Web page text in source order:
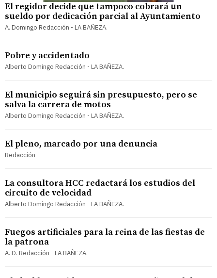
El regidor decide que tampoco cobrará un
sueldo por dedicación parcial al Ayuntamiento
A. Domingo Redacción - LA BAÑEZA.
Pobre y accidentado
Alberto Domingo Redacción - LA BAÑEZA.
El municipio seguirá sin presupuesto, pero se
salva la carrera de motos
Alberto Domingo Redacción - LA BAÑEZA.
El pleno, marcado por una denuncia
Redacción
La consultora HCC redactará los estudios del
circuito de velocidad
Alberto Domingo Redacción - LA BAÑEZA.
Fuegos artificiales para la reina de las fiestas de
la patrona
A. D. Redacción - LA BAÑEZA.